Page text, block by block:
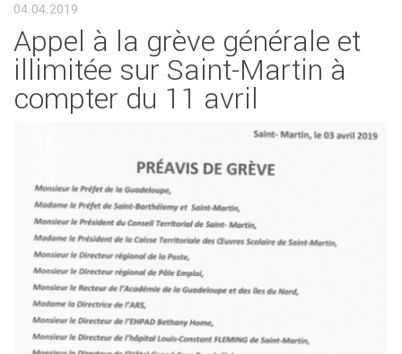
04.04.2019
Appel à la grève générale et
illimitée sur Saint-Martin à
compter du 11 avril